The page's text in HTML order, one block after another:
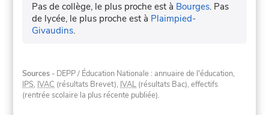
Pas de collège, le plus proche est à Bourges. Pas
de lycée, le plus proche est à Plaimpied-
Givaudins.
Sources - DEPP / Éducation Nationale : annuaire de l'éducation,
IPS, IVAC (résultats Brevet), IVAL (résultats Bac), effectifs
(rentrée scolaire la plus récente publiée).